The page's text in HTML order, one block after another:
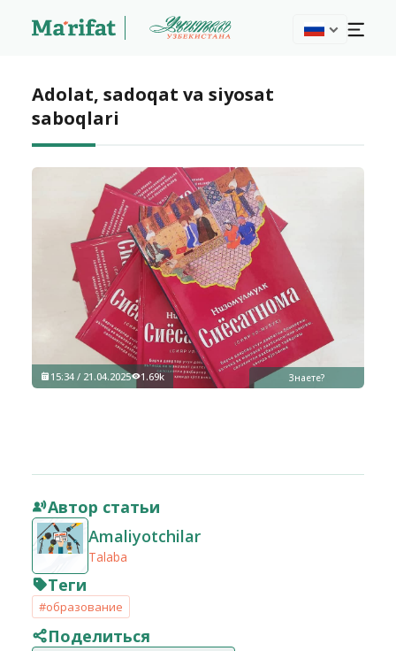
Adolat, sadoqat va siyosat
saboqlari
Знаете?
15:34 / 21.04.2025 1.69k
Автор статьи
Amaliyotchilar
Talaba
Теги
#образование
Поделиться